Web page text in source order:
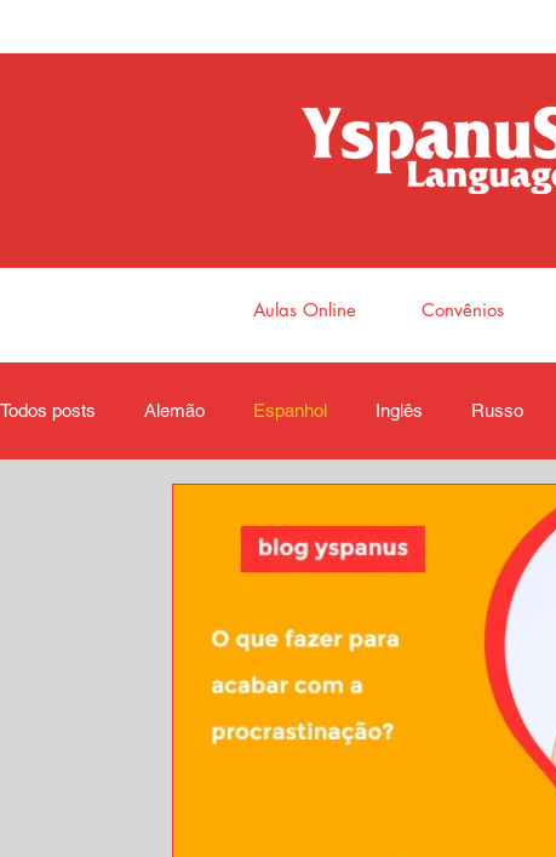
Aulas Online Convênios
Todos posts Alemão Espanhol Inglês Russo